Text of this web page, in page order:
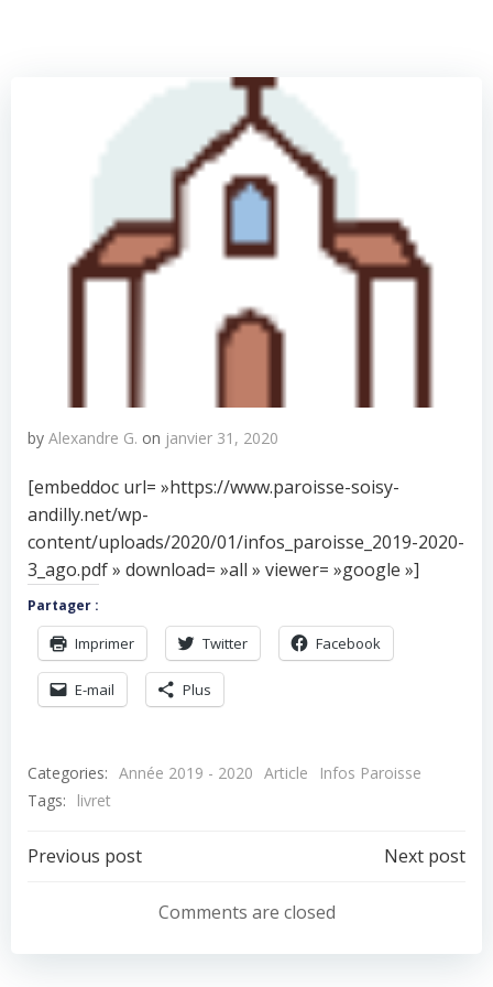
by Alexandre G. on janvier 31, 2020
[embeddoc url= »https://www.paroisse-soisy-
andilly.net/wp-
content/uploads/2020/01/infos_paroisse_2019-2020-
3_ago.pdf » download= »all » viewer= »google »]
Partager :
Imprimer Twitter Facebook
E-mail Plus
Categories: Année 2019 - 2020 Article
Infos Paroisse
Tags:
livret
Navigation
l’article
Previous post
Navigation
de
l’article
Next post
Comments are closed